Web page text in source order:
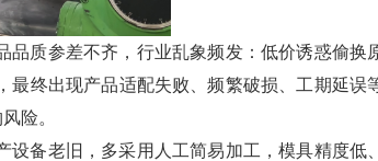
质参差不齐，行业乱象频发：低价诱惑偷换
终出现产品适配失败、频繁破损、工期延误
险。
备老旧，多采用人工简易加工，模具精度低